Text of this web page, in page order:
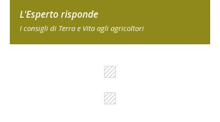
L'Esperto risponde
I consigli di Terra e Vita agli agricoltori